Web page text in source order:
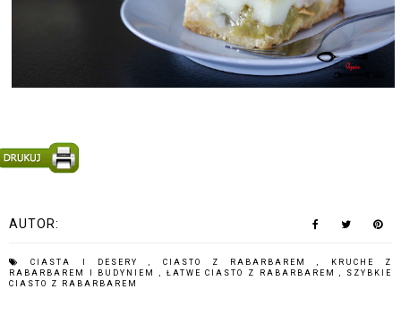
AUTOR:
CIASTA I DESERY, CIASTO Z RABARBAREM,
KRUCHE Z
RABARBAREM I BUDYNIEM , ŁATWE CIASTO Z RABARBAREM, SZYBKIE
CIASTO Z RABARBAREM